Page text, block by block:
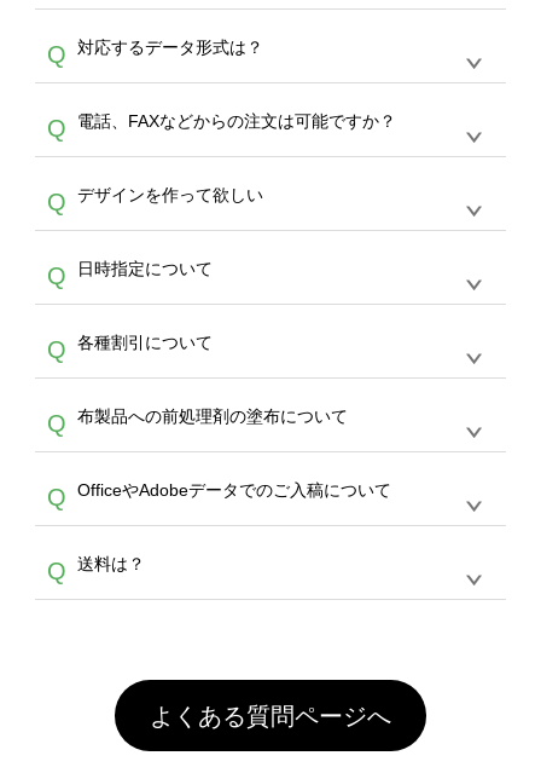
A
生産にて承っております。デザインツールから
デザインの作成から決済まで完了できます。
30枚以上やシルク印刷など、大口注文の場合
は、サポートが担当するエコバッグコンシェル
やタンブラーコンシェルをご利用ください。製
作する数量が多ければ多いほど、オンデマンド
サービスよりも低価格で製作することが可能で
す。
Q 対応するデータ形式は？
A
ドできるデータ形式は、JPG / PNG / AI / PSD /
PDF 形式になります。データの最大サイズ
写真などもアップロード可能です。使用できな
い画像はエラーになります。（※ Illustratorか
らの直接入稿には対応していません。AIで保存
し、デザインツールからアップロードして下さ
い）
Q 電話、FAXなどからの注文は可能ですか？
A
文のみ受け付けております。30個以上のご製
作をお考えの方は、サポートが担当するエコバ
スをご利用頂ければ、電話やFAX、メールなど
でご注文が可能です。
Q デザインを作って欲しい
A
を作って欲しい。などの場合は、製作数量が
30個以上であれば、サポート担当が、デザイ
バッグコンシェル
サー
ビスをご利用ください。(※ 30個以下の場合
は、デザインツールをご利用ください)
Q 日時指定について
A
ん。発送後18時以降に配送業者・伝票番号を
メールでお知らせいたしますので、直接配送業
者にご連絡いただき調整をお願い致します。
Q 各種割引について
A
カート内で自動的に割引(最大50%)が適用され
ます。 【付与ポイント】購入金額の1％が1ポ
イントとして付与され、次回ご注文時に1ポイ
ント＝1円としてお使いいただけます。ポイン
トは発送完了の翌日に付与され、次回ご注文時
からご利用頂けます。ポイントの有効期限は一
年間です。【会員ランク】過去10カ月のご注
文回数により会員ランク割引(最大5%)が適用
頂いても、ログインがされていなければ、ラン
クにカウントがされません。
Q 布製品への前処理剤の塗布について
A
意点（前処理剤）】カラー生地（Tシャツのホ
ワイト、トートバッグのナチュラル、ホワイト
といって、プリントを定着させるための処理剤
を塗布しており、短納期・低価格で商品をお届
害な性質で、水洗いで落とすことが可能です。
お手数ですが、お客様ご自身にて着用前に落と
していただけますようお願いいたします。※1
通常注文・直送機能でのご注文に関わらず、前
Q OfficeやAdobeデータでのご入稿について
A
ません。いずれのデータも該当デザインのみ画
像(JPEG,PNG,GIF,PDF)に変換、またはAdobe
Q 送料は？
引」などによるお値引きで4,000円未満になる
場合は送料がかかりますので、ご注意くださ
い。
よくある質問ページへ